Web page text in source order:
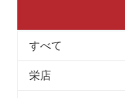
すべて
栄店